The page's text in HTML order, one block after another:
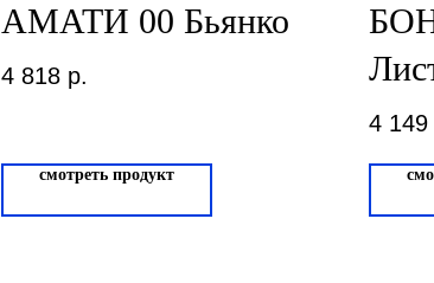
АМАТИ 00 Бьянко
4 818 р.
смотреть продукт
4 149